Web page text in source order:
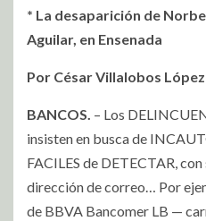
* La desaparición de
Aguilar, en Ensenada
Por César Villalobos López
BANCOS. – Los
insisten en busca de
FACILES de DETECTAR,
dirección de correo… Por
de BBVA Bancomer LB —